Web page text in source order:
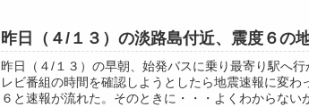
昨日（４/１３）の淡路島付近、震度６の
昨日（４/１３）の早朝、始発バスに乗り最寄り駅へ
レビ番組の時間を確認しようとしたら地震速報に変
６と速報が流れた。そのときに・・・よくわからない